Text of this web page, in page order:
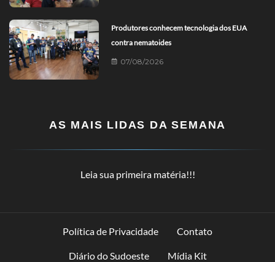
Produtores conhecem tecnologia dos EUA
contra nematoides
07/08/2026
AS MAIS LIDAS DA SEMANA
Leia sua primeira matéria!!!
Política de Privacidade Contato
Diário do Sudoeste Mídia Kit